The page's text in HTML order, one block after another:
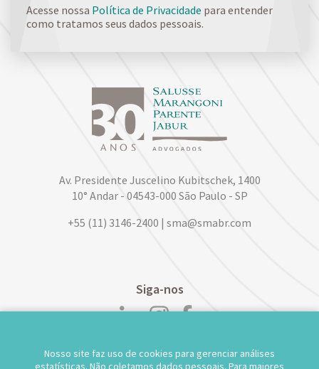
Acesse nossa Política de Privacidade para entender
como tratamos seus dados pessoais.
Av. Presidente Juscelino Kubitschek, 1400
10° Andar - 04543-000 São Paulo - SP
+55 (11) 3146-2400 | sma@smabr.com
Siga-nos
POLÍTICA DE PRIVACIDADE DE DADOS
Nosso site faz uso de cookies para gerenciar análises
estatísticas. Não coletamos dados pessoais. Para maiores